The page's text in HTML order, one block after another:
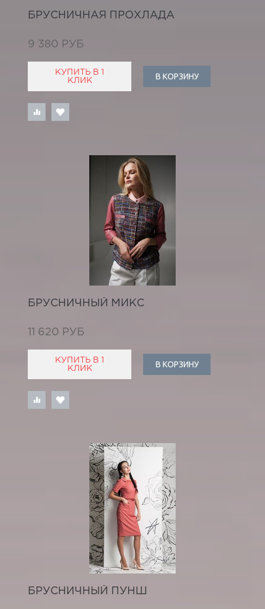
БРУСНИЧНАЯ ПРОХЛАДА
9 380 РУБ
КУПИТЬ В 1
КЛИК
В КОРЗИНУ
БРУСНИЧНЫЙ МИКС
11 620 РУБ
КУПИТЬ В 1
КЛИК
В КОРЗИНУ
БРУСНИЧНЫЙ ПУНШ